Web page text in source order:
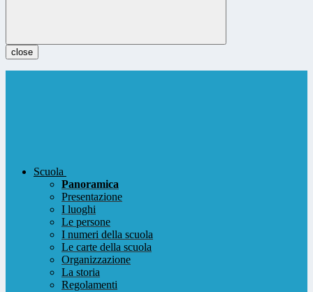
close
Scuola
Panoramica
Presentazione
I luoghi
Le persone
I numeri della scuola
Le carte della scuola
Organizzazione
La storia
Regolamenti